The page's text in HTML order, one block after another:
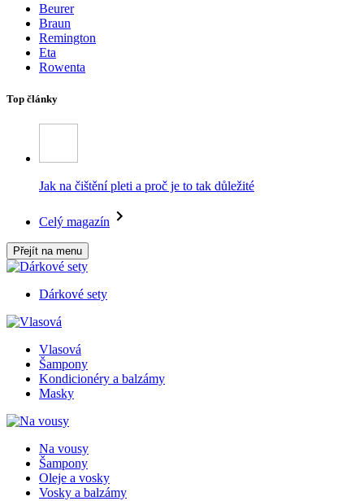
Beurer
Braun
Remington
Eta
Rowenta
Top články
Jak na čištění pleti a proč je to tak důležité
Celý magazín
Přejít na menu
Dárkové sety
Vlasová
Šampony
Kondicionéry a balzámy
Masky
Na vousy
Šampony
Oleje a vosky
Vosky a balzámy